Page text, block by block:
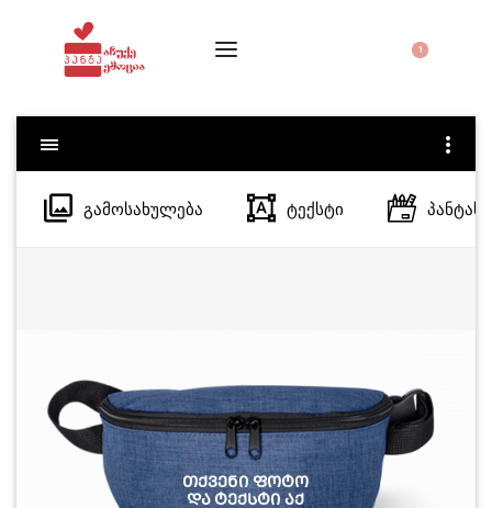
1
ᲒᲐᲛᲝᲡᲐᲮᲣᲚᲔᲑᲐ ᲢᲔᲥᲡᲢᲘ ᲞᲐᲜᲢᲐᲡ